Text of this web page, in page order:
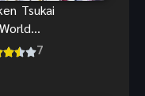
Tsukai
เทพนัก
7